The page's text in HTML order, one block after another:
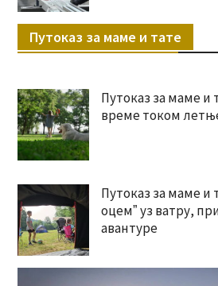
Путоказ за маме и тате
Путоказ за маме и
време током
Путоказ за маме и
оцемˮ уз ватру,
авантуре